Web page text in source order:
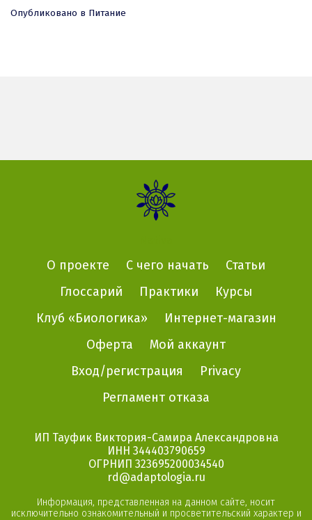
Опубликовано в Питание
О проекте С чего начать
Статьи
Глоссарий
Практики
Курсы
Клуб «Биологика»
Интернет-магазин
Оферта
Мой аккаунт
Вход/регистрация
Privacy
Регламент отказа
ИП Тауфик Виктория-Самира Александровна
ИНН 344403790659
ОГРНИП 323695200034540
rd@adaptologia.ru
Информация, представленная на данном сайте, носит
исключительно ознакомительный и просветительский характер и